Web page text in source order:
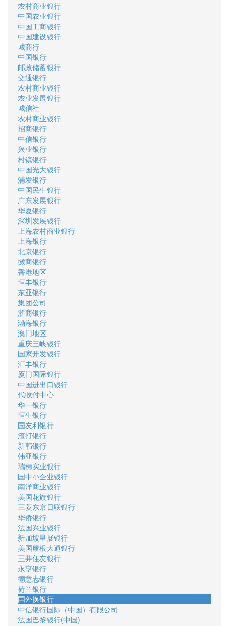
农村商业银行
中国农业银行
中国工商银行
中国建设银行
城商行
中国银行
邮政储蓄银行
交通银行
农村商业银行
农业发展银行
城信社
农村商业银行
招商银行
中信银行
兴业银行
村镇银行
中国光大银行
浦发银行
中国民生银行
广东发展银行
华夏银行
深圳发展银行
上海农村商业银行
上海银行
北京银行
徽商银行
香港地区
恒丰银行
东亚银行
集团公司
浙商银行
渤海银行
澳门地区
重庆三峡银行
国家开发银行
汇丰银行
厦门国际银行
中国进出口银行
代收付中心
华一银行
恒生银行
国友利银行
渣打银行
新韩银行
韩亚银行
瑞穗实业银行
国中小企业银行
南洋商业银行
美国花旗银行
三菱东京日联银行
华侨银行
法国兴业银行
新加坡星展银行
美国摩根大通银行
三井住友银行
永亨银行
德意志银行
荷兰银行
国外换银行
中信银行国际（中国）有限公司
法国巴黎银行(中国)